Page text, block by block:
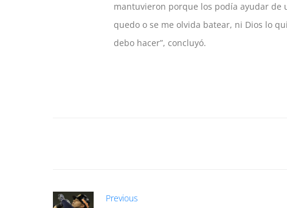
mantuvieron porque los podía ayudar de
quedo o se me olvida batear, ni Dios lo
debo hacer”, concluyó.
Previous